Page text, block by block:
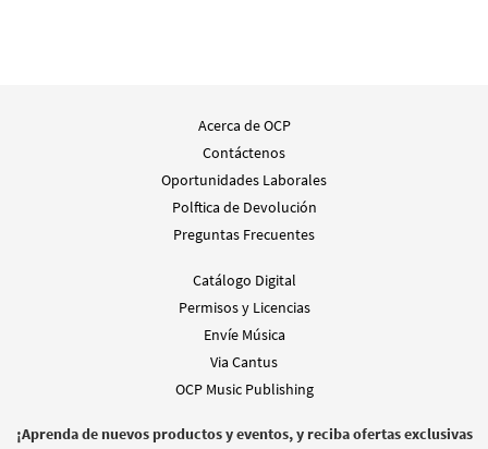
from Spanish Missal Accompaniment
DIGITAL
Alabaré [Letra y Acordes – Descargue] Muestra
Acerca de OCP
Contáctenos
Oportunidades Laborales
Polftica de Devolución
Preguntas Frecuentes
Catálogo Digital
Permisos y Licencias
Envíe Música
Via Cantus
OCP Music Publishing
¡Aprenda de nuevos productos y eventos, y reciba ofertas exclusivas